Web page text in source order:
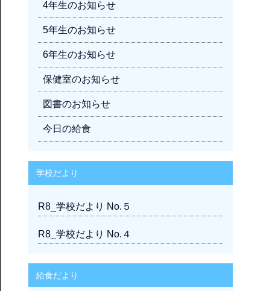
4年生のお知らせ
5年生のお知らせ
6年生のお知らせ
保健室のお知らせ
図書のお知らせ
今日の給食
学校だより
R8_学校だより No.５
R8_学校だより No.４
給食だより